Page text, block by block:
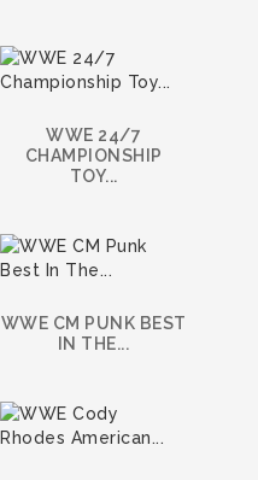
WWE 24/7
CHAMPIONSHIP
TOY...
WWE CM PUNK BEST
IN THE...